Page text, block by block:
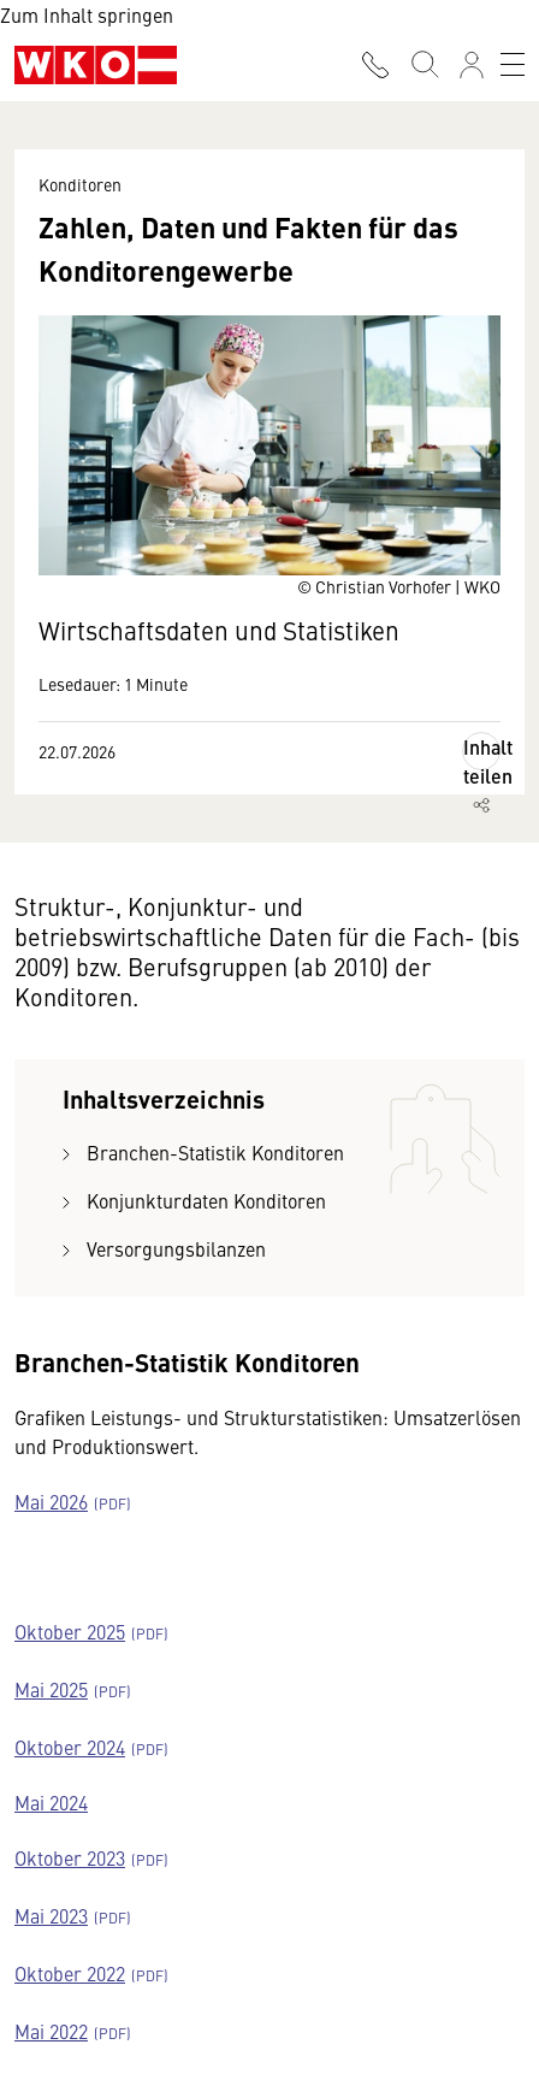
Zum Inhalt springen
© Christian Vorhofer | WKO
Konditoren
Zahlen, Daten und Fakten für das
Konditorengewerbe
Wirtschaftsdaten und Statistiken
Lesedauer: 1 Minute
22.07.2026
Inhalt
teilen
Struktur-, Konjunktur- und
betriebswirtschaftliche Daten für die Fach- (bis
2009) bzw. Berufsgruppen (ab 2010) der
Konditoren.
Inhaltsverzeichnis
Branchen-Statistik Konditoren
Konjunkturdaten Konditoren
Versorgungsbilanzen
Branchen-Statistik Konditoren
Grafiken Leistungs- und Strukturstatistiken: Umsatzerlösen
und Produktionswert.
Mai 2026
Oktober 2025
Mai 2025
Oktober 2024
Mai 2024
Oktober 2023
Mai 2023
Oktober 2022
Mai 2022